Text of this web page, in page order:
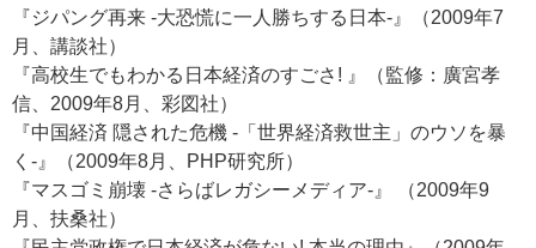
『ジパング再来 -大恐慌に一人勝ちする日本-』（2009年7
月、講談社）
『高校生でもわかる日本経済のすごさ! 』（監修：廣宮孝
信、2009年8月、彩図社）
『中国経済 隠された危機 -「世界経済救世主」のウソを暴
く-』（2009年8月、PHP研究所）
『マスゴミ崩壊 -さらばレガシーメディア-』 （2009年9
月、扶桑社）